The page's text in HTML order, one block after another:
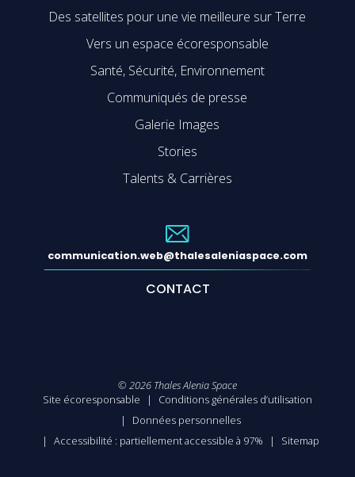
Des satellites pour une vie meilleure sur Terre
Vers un espace écoresponsable
Santé, Sécurité, Environnement
Communiqués de presse
Galerie Images
Stories
Talents & Carrières
communication.web@thalesaleniaspace.com
CONTACT
© 2026 Thales Alenia Space
Site écoresponsable
Conditions générales d’utilisation
Données personnelles
Accessibilité : partiellement accessible à 97%
Sitemap